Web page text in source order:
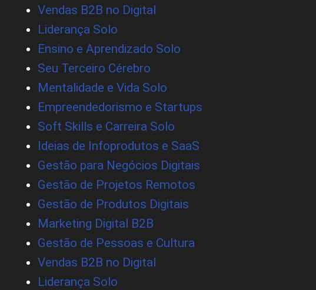
Vendas B2B no Digital
Liderança Solo
Ensino e Aprendizado Solo
Seu Terceiro Cérebro
Mentalidade e Vida Solo
Empreendedorismo e Startups
Soft Skills e Carreira Solo
Ideias de Infoprodutos e SaaS
Gestão para Negócios Digitais
Gestão de Projetos Remotos
Gestão de Produtos Digitais
Marketing Digital B2B
Gestão de Pessoas e Cultura
Vendas B2B no Digital
Liderança Solo